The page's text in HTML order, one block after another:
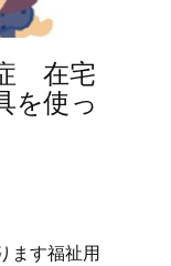
在宅
を使っ
ます福祉用